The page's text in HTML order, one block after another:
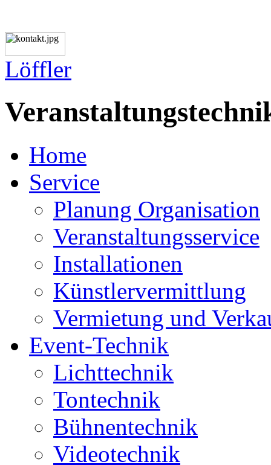
Löffler
Home
Service
Planung Organisation
Veranstaltungsservice
Installationen
Künstlervermittlung
Vermietung und
Event-Technik
Lichttechnik
Tontechnik
Bühnentechnik
Videotechnik